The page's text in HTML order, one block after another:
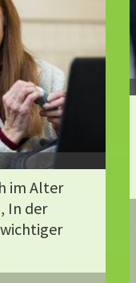
im Alter
In der